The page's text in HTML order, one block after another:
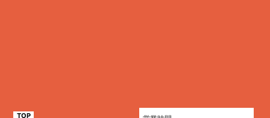
TOP